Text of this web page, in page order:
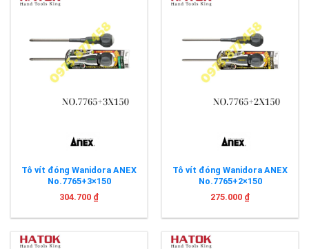
Tô vít đóng Wanidora ANEX
No.7765+3×150
304.700 ₫
Tô vít đóng Wanidora ANEX
No.7765+2×150
275.000 ₫